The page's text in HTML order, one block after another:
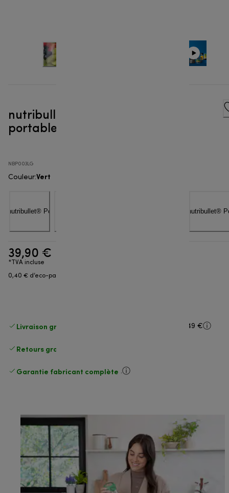
nutribullet® Portable - Blender
portable
NBP003LG
Couleur:Vert
39,90 €
*TVA incluse
0,40 € d’eco-part
Livraison gratuite standard standard à partir de 49 €
Retours gratuits
Garantie fabricant complète .